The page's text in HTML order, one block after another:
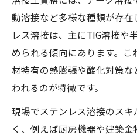
動溶接など多様な種類が存
レス溶接は、主にTIG溶接や
められる傾向にあります。
材特有の熱膨張や酸化対策
われるのが特徴です。
現場でステンレス溶接のス
く、例えば厨房機器や建築